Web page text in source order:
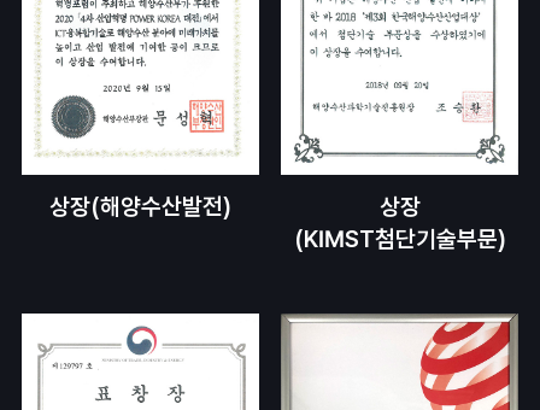
상장(해양수산발전)
상장
(KIMST첨단기술부문)